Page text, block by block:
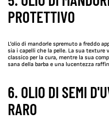
PROTETTIVO
L'olio di mandorle spremuto a freddo
sia i capelli che la pelle. La sua
classico per la cura, mentre la sua
sana della barba e una lucentezza
6. OLIO DI SEMI
RARO